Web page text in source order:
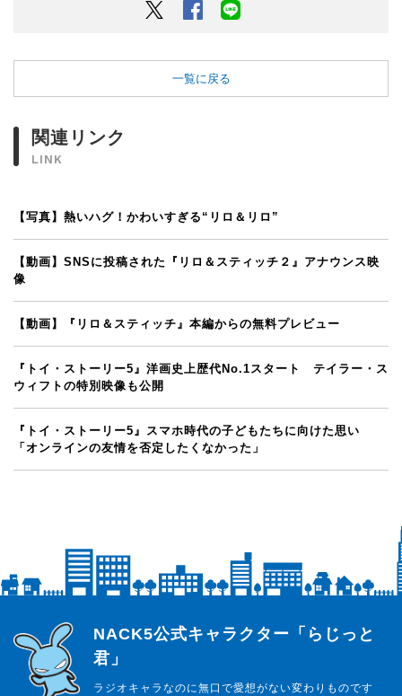
Twitter Facebook
一覧に戻る
関連リンク
LINK
【写真】熱いハグ！かわいすぎる“リロ＆リロ”
【動画】SNSに投稿された『リロ＆スティッチ２』アナウンス映
像
【動画】『リロ＆スティッチ』本編からの無料プレビュー
『トイ・ストーリー5』洋画史上歴代No.1スタート テイラー・ス
ウィフトの特別映像も公開
『トイ・ストーリー5』スマホ時代の子どもたちに向けた思い
「オンラインの友情を否定したくなかった」
らじっと君
NACK5公式キャラクター「らじっと
君」
ラジオキャラなのに無口で愛想がない変わりものです